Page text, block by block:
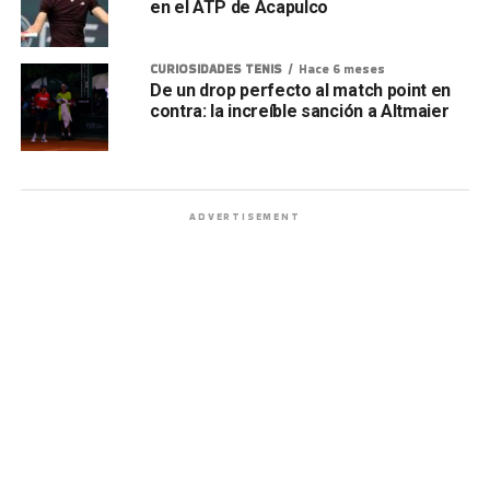
en el ATP de Acapulco
CURIOSIDADES TENIS Hace 6 meses
De un drop perfecto al match point en
contra: la increíble sanción a Altmaier
ADVERTISEMENT